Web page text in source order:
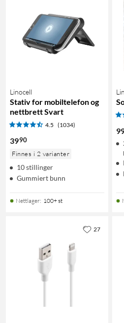
Linocell
Stativ for mobiltelefon og
nettbrett Svart
4.5 (1034)
3990
Finnes i 2 varianter
10 stillinger
Gummiert bunn
Nettlager: 100+ st
27